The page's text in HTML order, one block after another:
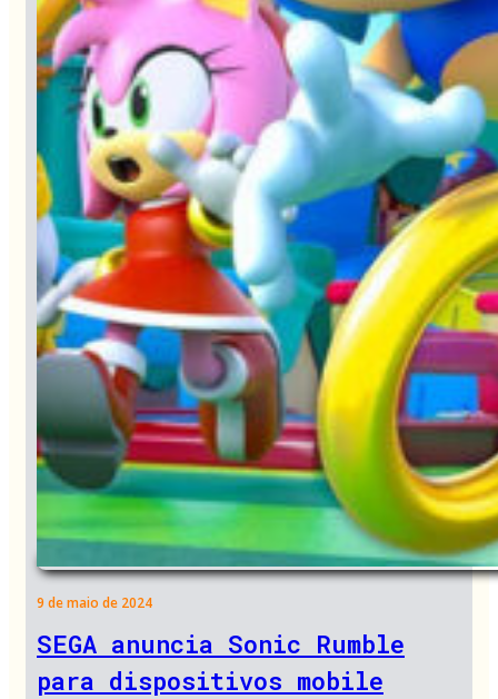
9 de maio de 2024
SEGA anuncia Sonic Rumble
para dispositivos mobile